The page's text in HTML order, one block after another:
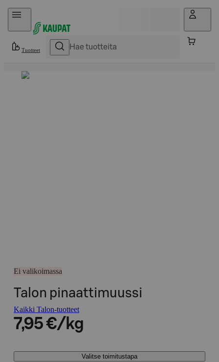
Hyppää sisältöön
Tuotteet
Ei valikoimassa
Talon pinaattimuussi
Kaikki Talon-tuotteet
7,95 €/kg
Valitse toimitustapa